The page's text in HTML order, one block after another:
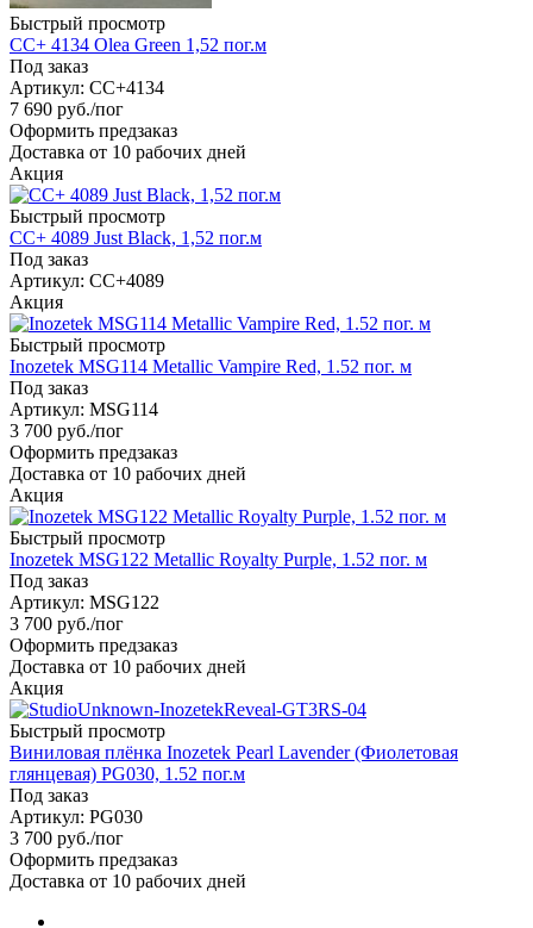
Быстрый просмотр
CC+ 4134 Olea Green 1,52 пог.м
Под заказ
Артикул: CC+4134
7 690 руб./пог
Оформить предзаказ
Доставка от 10 рабочих дней
Акция
Быстрый просмотр
CC+ 4089 Just Black, 1,52 пог.м
Под заказ
Артикул: CC+4089
Акция
Быстрый просмотр
Inozetek MSG114 Metallic Vampire Red, 1.52 пог. м
Под заказ
Артикул: MSG114
3 700 руб./пог
Оформить предзаказ
Доставка от 10 рабочих дней
Акция
Быстрый просмотр
Inozetek MSG122 Metallic Royalty Purple, 1.52 пог. м
Под заказ
Артикул: MSG122
3 700 руб./пог
Оформить предзаказ
Доставка от 10 рабочих дней
Акция
Быстрый просмотр
Виниловая плёнка Inozetek Pearl Lavender (Фиолетовая
глянцевая) PG030, 1.52 пог.м
Под заказ
Артикул: PG030
3 700 руб./пог
Оформить предзаказ
Доставка от 10 рабочих дней